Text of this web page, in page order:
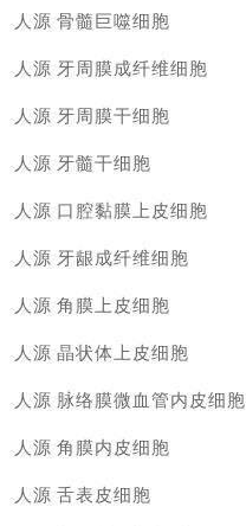
人源 骨髓巨噬细胞
人源 牙周膜成纤维细胞
人源 牙周膜干细胞
人源 牙髓干细胞
人源 口腔黏膜上皮细胞
人源 牙龈成纤维细胞
人源 角膜上皮细胞
人源 晶状体上皮细胞
人源 脉络膜微血管内皮细胞
人源 角膜内皮细胞
人源 舌表皮细胞